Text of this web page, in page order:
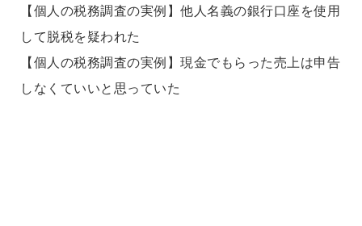
【個人の税務調査の実例】他人名義の銀行口座を使用
して脱税を疑われた
【個人の税務調査の実例】現金でもらった売上は申告
しなくていいと思っていた